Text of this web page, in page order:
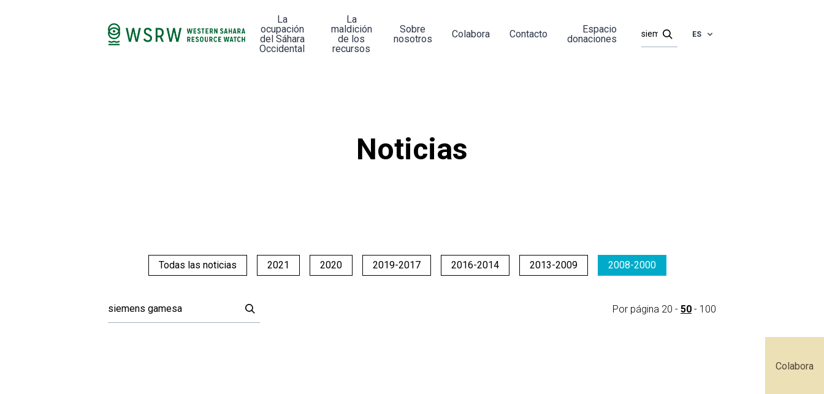
Colabora
La
ocupación
del Sáhara
Occidental
La
maldición
de los
recursos
Sobre
nosotros
Colabora Contacto
Espacio
donaciones
ES
Noticias
Todas las noticias 2021 2020 2019-2017 2016-2014 2013-2009 2008-2000
Por página 20 - 50 - 100